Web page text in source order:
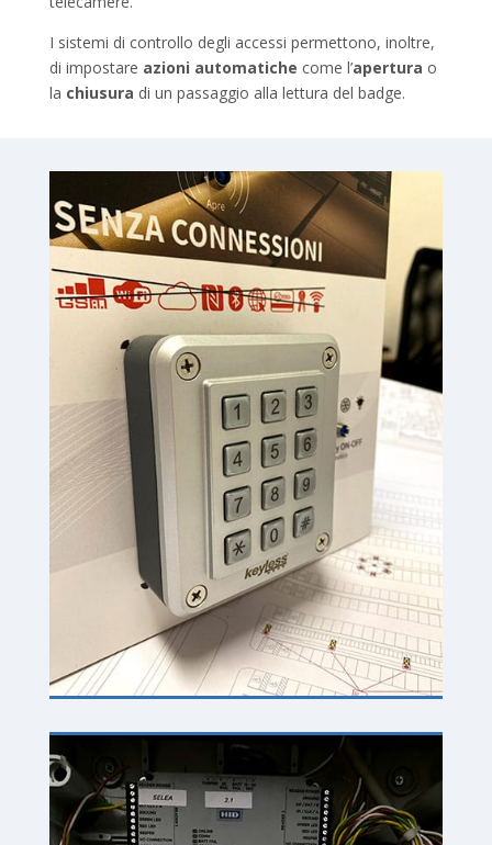
I sistemi di controllo degli accessi permettono, inoltre,
di impostare azioni automatiche come l’apertura o
la chiusura di un passaggio alla lettura del badge.